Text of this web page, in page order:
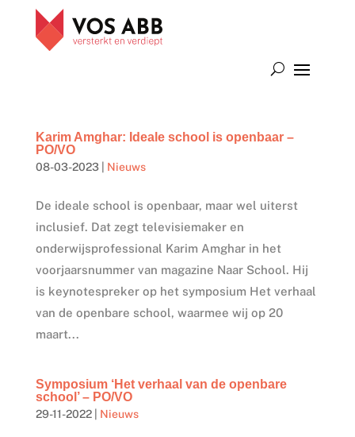
Karim Amghar: Ideale school is openbaar –
PO/VO
08-03-2023| Nieuws
De ideale school is openbaar, maar wel uiterst
inclusief. Dat zegt televisiemaker en
onderwijsprofessional Karim Amghar in het
voorjaarsnummer van magazine Naar School. Hij
is keynotespreker op het symposium Het verhaal
van de openbare school, waarmee wij op 20
maart...
Symposium ‘Het verhaal van de openbare
school’ – PO/VO
29-11-2022| Nieuws